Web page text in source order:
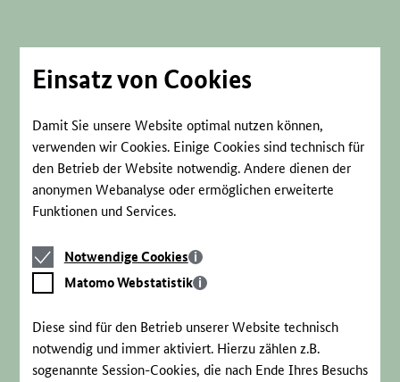
Einsatz von Cookies
Damit Sie unsere Website optimal nutzen können,
verwenden wir Cookies. Einige Cookies sind technisch für
den Betrieb der Website notwendig. Andere dienen der
anonymen Webanalyse oder ermöglichen erweiterte
Funktionen und Services.
Notwendige
Cookies
Notwendige Cookies
Matomo
Webstatistik
Matomo Webstatistik
Diese sind für den Betrieb unserer Website technisch
notwendig und immer aktiviert. Hierzu zählen z.B.
sogenannte Session-Cookies, die nach Ende Ihres Besuchs